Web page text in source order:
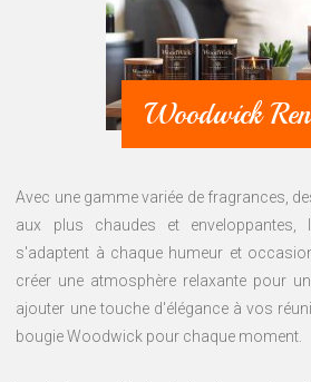
Woodwick
Avec une gamme variée de fragrances,
aux plus chaudes et enveloppantes,
s'adaptent à chaque humeur et
créer une atmosphère relaxante pour
ajouter une touche d'élégance à vos
bougie Woodwick pour chaque moment.